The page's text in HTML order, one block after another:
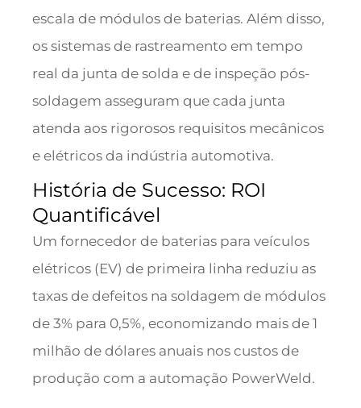
escala de módulos de baterias. Além disso,
os sistemas de rastreamento em tempo
real da junta de solda e de inspeção pós-
soldagem asseguram que cada junta
atenda aos rigorosos requisitos mecânicos
e elétricos da indústria automotiva.
História de Sucesso: ROI
Quantificável
Um fornecedor de baterias para veículos
elétricos (EV) de primeira linha reduziu as
taxas de defeitos na soldagem de módulos
de 3% para 0,5%, economizando mais de 1
milhão de dólares anuais nos custos de
produção com a automação PowerWeld.